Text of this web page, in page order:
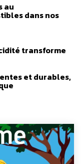
au
dans nos
transforme
et durables,